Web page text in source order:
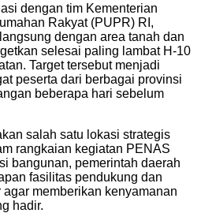
dengan tim Kementerian
Rakyat (PUPR) RI,
dengan area tanah dan
selesai paling lambat H-10
Target tersebut menjadi
peserta dari berbagai provinsi
beberapa hari sebelum
salah satu lokasi strategis
rangkaian kegiatan PENAS
bangunan, pemerintah daerah
fasilitas pendukung dan
memberikan kenyamanan
hadir.